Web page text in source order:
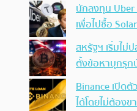
นักลงทุน Uber
เพื่อไปซื้อ
สหรัฐฯ เริ่มไม่
ตั้งข้อหาบุกรุก
Binance เปิด
ได้โดยไม่ต้อง